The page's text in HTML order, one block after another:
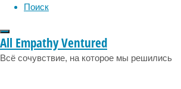
Поиск
All Empathy Ventured
Всё сочувствие, на которое мы решились
Препарат
нужно